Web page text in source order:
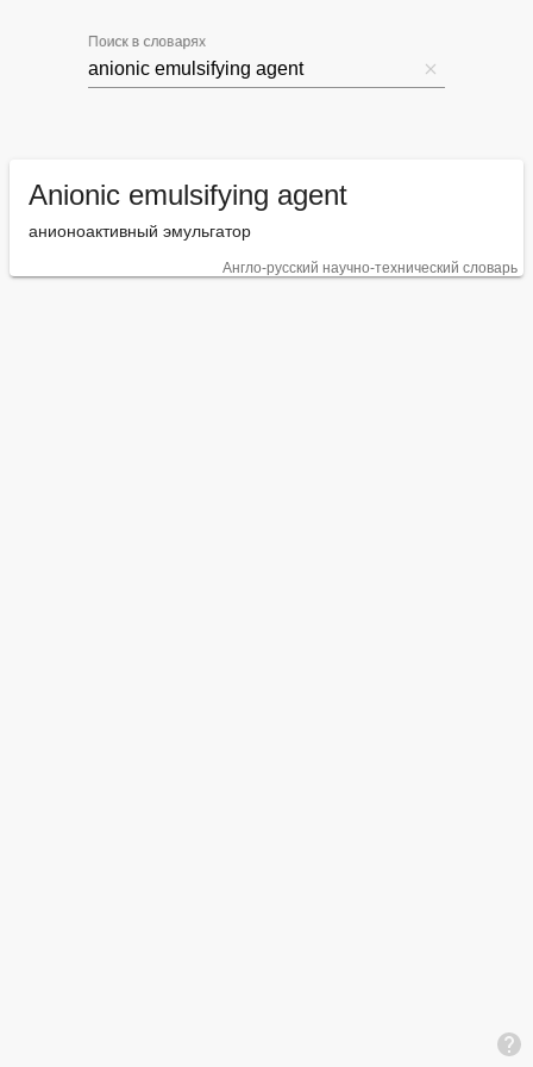
Поиск в словарях
Anionic emulsifying agent
анионоактивный эмульгатор
Англо-русский научно-технический словарь